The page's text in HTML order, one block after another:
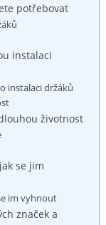
potřebovat
instalaci
instalaci⁤ držáků
životnost
se jim⁢
im vyhnout
značek a